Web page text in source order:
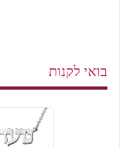
בואי לקנות